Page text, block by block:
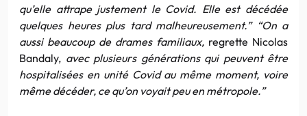
qu’elle attrape justement le Covid. Elle est décédée
quelques heures plus tard malheureusement.” “On a
aussi beaucoup de drames familiaux, regrette Nicolas
Bandaly, avec plusieurs générations qui peuvent être
hospitalisées en unité Covid au même moment, voire
même décéder, ce qu’on voyait peu en métropole.”